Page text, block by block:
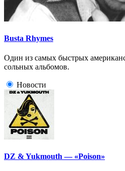
Busta Rhymes
Один из самых быстрых
сольных альбомов.
Новости
DZ & Yukmouth — «Poison»